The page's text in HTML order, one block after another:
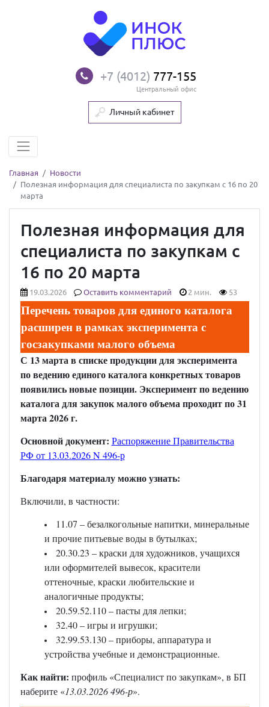
+7 (4012) 777-155
Центральный офис
Личный кабинет
Главная
Новости
Полезная информация для специалиста по закупкам с 16 по 20
марта
Полезная информация для
специалиста по закупкам с
16 по 20 марта
19.03.2026 Оставить комментарий 2 мин. 53
Перечень товаров для единого каталога
расширен в рамках эксперимента с
госзакупками малого объема
С 13 марта в списке продукции для эксперимента
по ведению единого каталога конкретных товаров
появились новые позиции. Эксперимент по ведению
каталога для закупок малого объема проходит по 31
марта 2026 г.
Основной документ: Распоряжение Правительства
РФ от 13.03.2026 N 496-р
Благодаря материалу можно узнать:
Включили, в частности:
11.07 – безалкогольные напитки, минеральные
и прочие питьевые воды в бутылках;
20.30.23 – краски для художников, учащихся
или оформителей вывесок, красители
оттеночные, краски любительские и
аналогичные продукты;
20.59.52.110 – пасты для лепки;
32.40 – игры и игрушки;
32.99.53.130 – приборы, аппаратура и
устройства учебные и демонстрационные.
Как найти: профиль «Специалист по закупкам», в БП
наберите «13.03.2026 496-р».